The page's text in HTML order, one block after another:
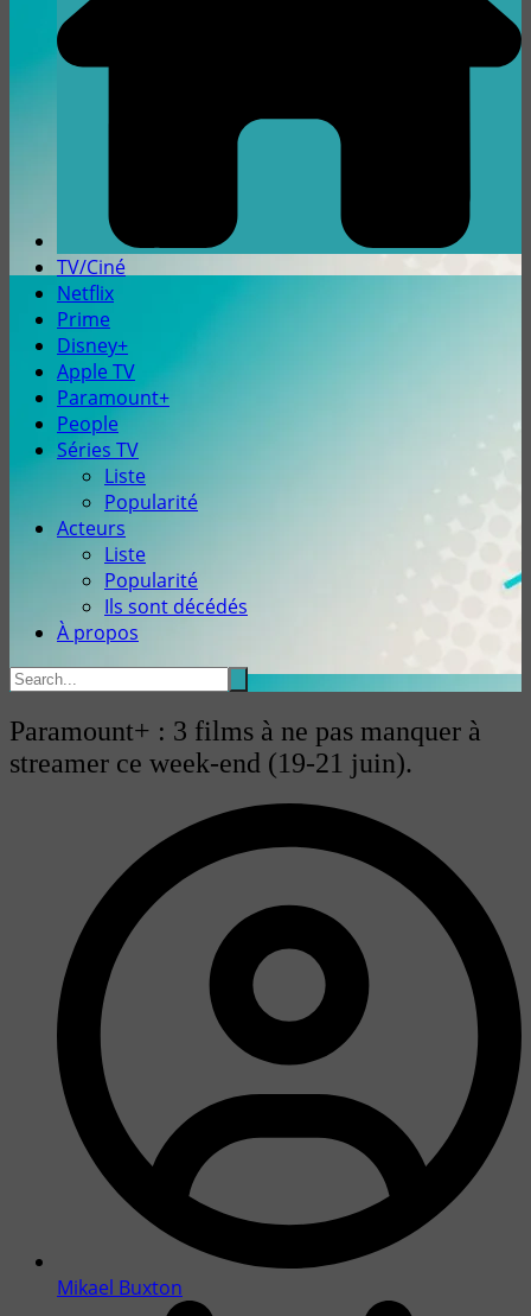
TV/Ciné
Netflix
Prime
Disney+
Apple TV
Paramount+
People
Séries TV
Liste
Popularité
Acteurs
Liste
Popularité
Ils sont décédés
À propos
Paramount+ : 3 films à ne pas manquer à
streamer ce week-end (19-21 juin).
Mikael Buxton